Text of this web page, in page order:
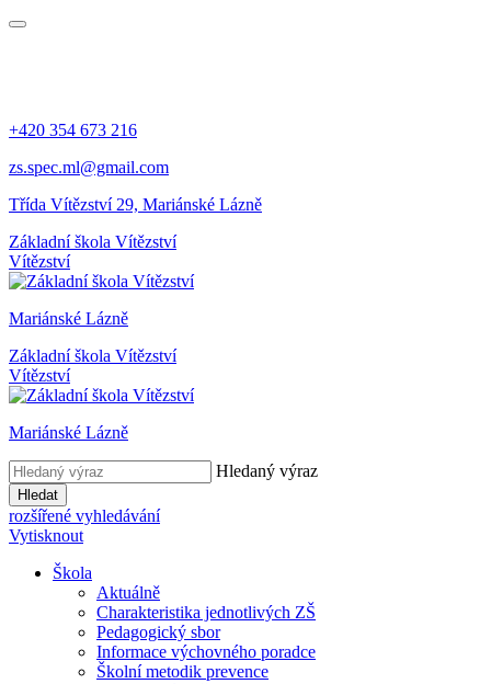
+420 354 673 216
zs.spec.ml@gmail.com
Třída Vítězství 29, Mariánské Lázně
Základní škola Vítězství
Vítězství
Mariánské Lázně
Základní škola Vítězství
Vítězství
Mariánské Lázně
Hledaný výraz
Hledat
rozšířené vyhledávání
Vytisknout
Škola
Aktuálně
Charakteristika jednotlivých ZŠ
Pedagogický sbor
Informace výchovného poradce
Školní metodik prevence